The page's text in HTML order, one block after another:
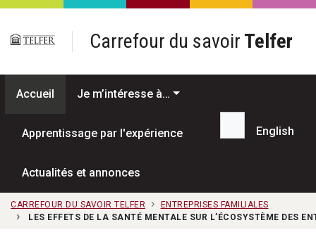
Passer au contenu principal
Carrefour du savoir Telfer
Accueil Je m’intéresse à…
Apprentissage par l'expérience
Actualités et annonces
Recherche...
English
CARREFOUR DU SAVOIR TELFER
ENTREPRISES FAMILIALES
LES EFFETS DE LA SANTÉ MENTALE SUR L’ÉCOSYSTÈME DES